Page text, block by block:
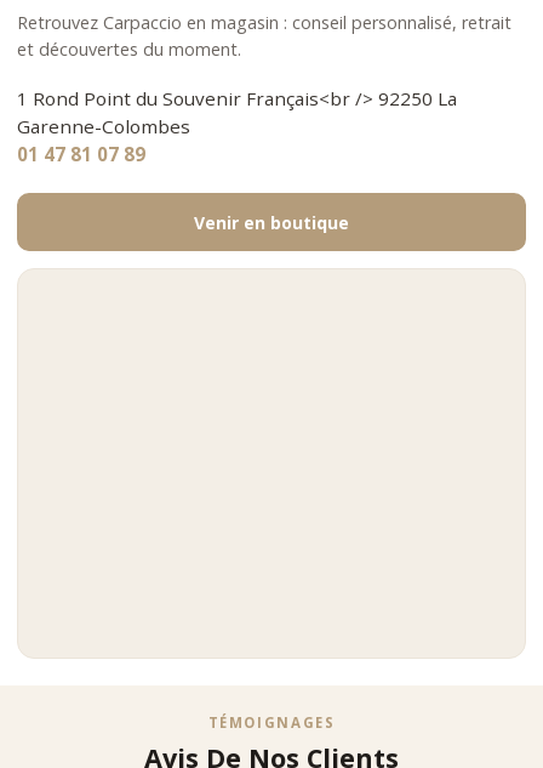
Retrouvez Carpaccio en magasin : conseil personnalisé, retrait
et découvertes du moment.
1 Rond Point du Souvenir Français<br /> 92250 La
Garenne-Colombes
01 47 81 07 89
Venir en boutique
TÉMOIGNAGES
Avis De Nos Clients